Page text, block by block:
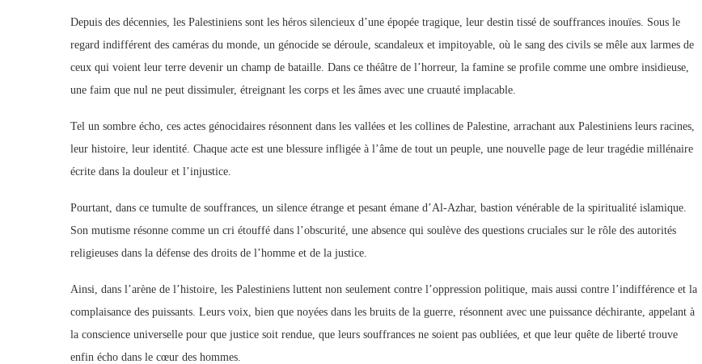
Depuis des décennies, les Palestiniens sont les héros silencieux d’une épopée tragique, leur destin tissé de souffrances inouïes. Sous le
regard indifférent des caméras du monde, un génocide se déroule, scandaleux et impitoyable, où le sang des civils se mêle aux larmes de
ceux qui voient leur terre devenir un champ de bataille. Dans ce théâtre de l’horreur, la famine se profile comme une ombre insidieuse,
une faim que nul ne peut dissimuler, étreignant les corps et les âmes avec une cruauté implacable.
Tel un sombre écho, ces actes génocidaires résonnent dans les vallées et les collines de Palestine, arrachant aux Palestiniens leurs racines,
leur histoire, leur identité. Chaque acte est une blessure infligée à l’âme de tout un peuple, une nouvelle page de leur tragédie millénaire
écrite dans la douleur et l’injustice.
Pourtant, dans ce tumulte de souffrances, un silence étrange et pesant émane d’Al-Azhar, bastion vénérable de la spiritualité islamique.
Son mutisme résonne comme un cri étouffé dans l’obscurité, une absence qui soulève des questions cruciales sur le rôle des autorités
religieuses dans la défense des droits de l’homme et de la justice.
Ainsi, dans l’arène de l’histoire, les Palestiniens luttent non seulement contre l’oppression politique, mais aussi contre l’indifférence et la
complaisance des puissants. Leurs voix, bien que noyées dans les bruits de la guerre, résonnent avec une puissance déchirante, appelant à
la conscience universelle pour que justice soit rendue, que leurs souffrances ne soient pas oubliées, et que leur quête de liberté trouve
enfin écho dans le cœur des hommes.